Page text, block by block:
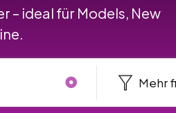
– ideal für Models, New
Mehr